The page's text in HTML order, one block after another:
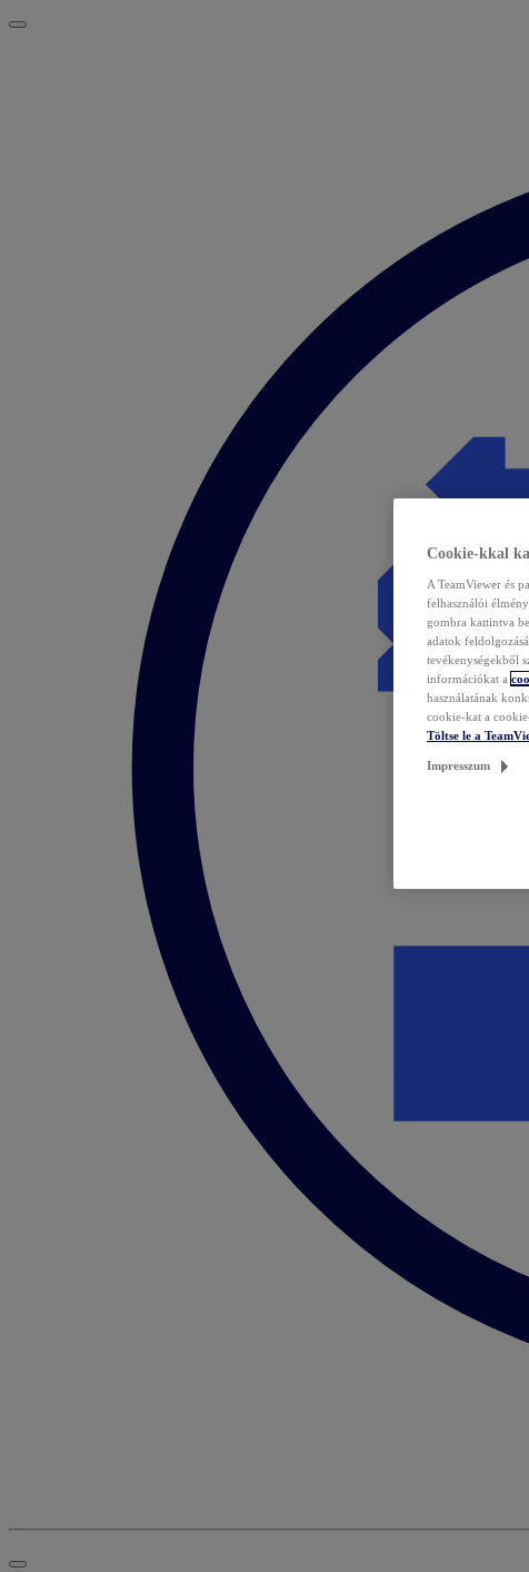
Cookie-kkal
A TeamViewer és
felhasználói
gombra kattintva
adatok
tevékenységekből
információkat a
használatának
cookie-kat a
Töltse le a
Impresszum